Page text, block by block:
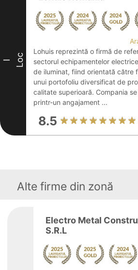
I Loc
Lohuis reprezintă o firmă de
sectorul echipamentelor
de iluminat, fiind orientată către
unui portofoliu diversificat de
calitate superioară. Compania
printr-un angajament ...
8.5
Alte firme din zonă
Electro Metal
S.R.L